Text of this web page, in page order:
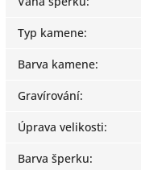
Typ kamene:
Barva kamene:
Gravírování:
Úprava velikosti:
Barva šperku: